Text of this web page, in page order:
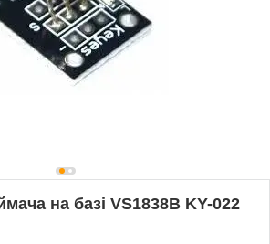
на базі VS1838B KY-022